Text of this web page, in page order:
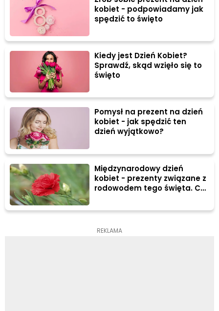
kobiet - podpowiadamy jak
spędzić to święto
Kiedy jest Dzień Kobiet?
Sprawdź, skąd wzięło się to
święto
Pomysł na prezent na dzień
kobiet - jak spędzić ten
dzień wyjątkowo?
Międzynarodowy dzień
kobiet - prezenty związane z
rodowodem tego święta. Co
REKLAMA